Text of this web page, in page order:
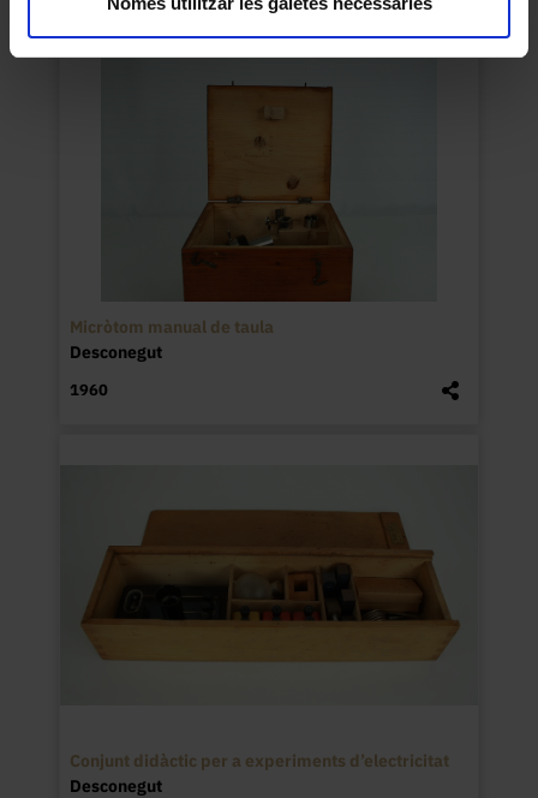
Micròtom manual de taula
Desconegut
1960
Conjunt didàctic per a experiments d’electricitat
Desconegut